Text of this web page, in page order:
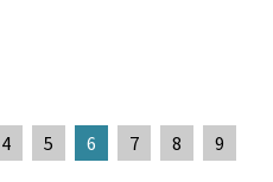
4 5 6 7 8
9